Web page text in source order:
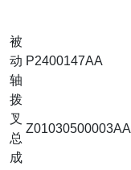
被
动
轴
P2400147AA
拨
叉
总
成
Z01030500003AA